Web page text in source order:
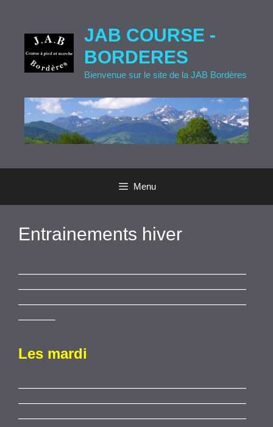
contenu
JAB COURSE -
BORDERES
Bienvenue sur le site de la JAB Bordères
Menu
Entrainements hiver
——————————————————————
——————————————————————
——————————————————————
———–
Les mardi
——————————————————————
——————————————————————
——————————————————————